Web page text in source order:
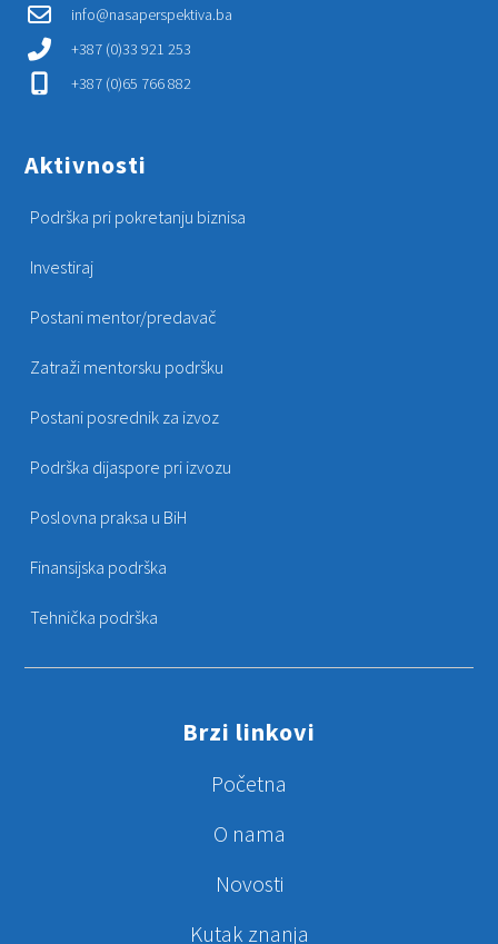
info@nasaperspektiva.ba
+387 (0)33 921 253
+387 (0)65 766 882
Aktivnosti
Podrška pri pokretanju biznisa
Investiraj
Postani mentor/predavač
Zatraži mentorsku podršku
Postani posrednik za izvoz
Podrška dijaspore pri izvozu
Poslovna praksa u BiH
Finansijska podrška
Tehnička podrška
Brzi linkovi
Početna
O nama
Novosti
Kutak znanja